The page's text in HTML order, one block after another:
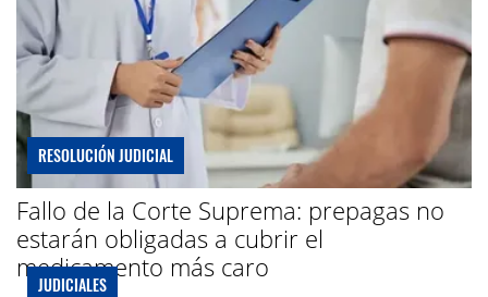
RESOLUCIÓN JUDICIAL
Fallo de la Corte Suprema: prepagas no
estarán obligadas a cubrir el
medicamento más caro
JUDICIALES